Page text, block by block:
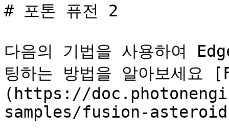
# 포톤 퓨전 2
다음의 기법을 사용하여
팅하는 방법을 알아보세
(https://
samples/fusion-